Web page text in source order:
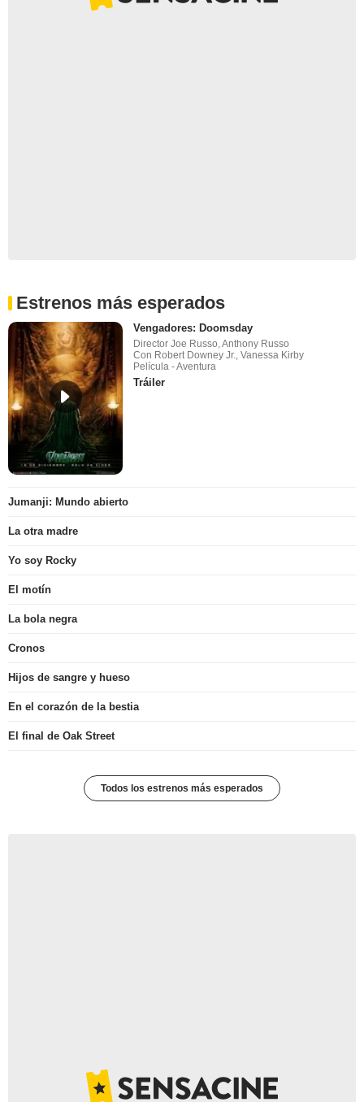
Estrenos más esperados
Vengadores: Doomsday
Director Joe Russo, Anthony Russo
Con Robert Downey Jr., Vanessa Kirby
Película - Aventura
Tráiler
Jumanji: Mundo abierto
La otra madre
Yo soy Rocky
El motín
La bola negra
Cronos
Hijos de sangre y hueso
En el corazón de la bestia
El final de Oak Street
Todos los estrenos más esperados